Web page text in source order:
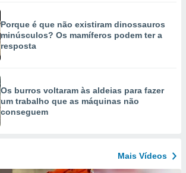
Porque é que não existiram dinossauros
minúsculos? Os mamíferos podem ter a
resposta
Os burros voltaram às aldeias para fazer
um trabalho que as máquinas não
conseguem
Mais Vídeos